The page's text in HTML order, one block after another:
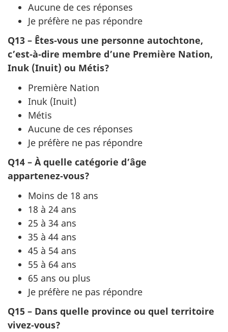
Aucune de ces réponses
Je préfère ne pas répondre
Q13 – Êtes‑vous une personne autochtone,
c’est‑à‑dire membre d’une Première Nation,
Inuk (Inuit) ou Métis?
Première Nation
Inuk (Inuit)
Métis
Aucune de ces réponses
Je préfère ne pas répondre
Q14 – À quelle catégorie d’âge
appartenez‑vous?
Moins de 18 ans
18 à 24 ans
25 à 34 ans
35 à 44 ans
45 à 54 ans
55 à 64 ans
65 ans ou plus
Je préfère ne pas répondre
Q15 – Dans quelle province ou quel territoire
vivez‑vous?